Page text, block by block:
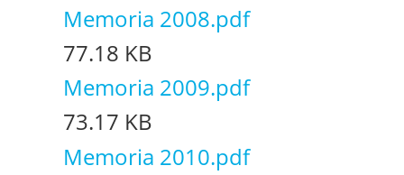
Memoria 2008.pdf
77.18 KB
Memoria 2009.pdf
73.17 KB
Memoria 2010.pdf